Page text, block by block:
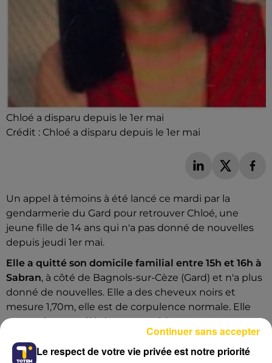
Chloé a disparu depuis le 1er mai
Crédit : Chloé a disparu depuis le 1er mai
Un appel à témoins à été lancé ce mardi par la
gendarmerie du Gard pour retrouver Chloé, une
jeune fille de 14 ans qui n'a pas donné de nouvelles
depuis jeudi 1er mai.
Elle a quitté son domicile familial entre 15h et 16h à
Sabran, à côté de Bagnols-sur-Cèze (Gard) et n'a plus
donné de nouvelles. Elle a des cheveux noirs et
mesure 1,70m, elle est de corpulence normale. Elle
est partie sans téléphone portable.
Toute personne qui l'aurait aperçue ou qui aurait des
informations la concernant est invitée à appeler le 17
Le respect de votre vie privée est notre priorité
Continuer sans accepter